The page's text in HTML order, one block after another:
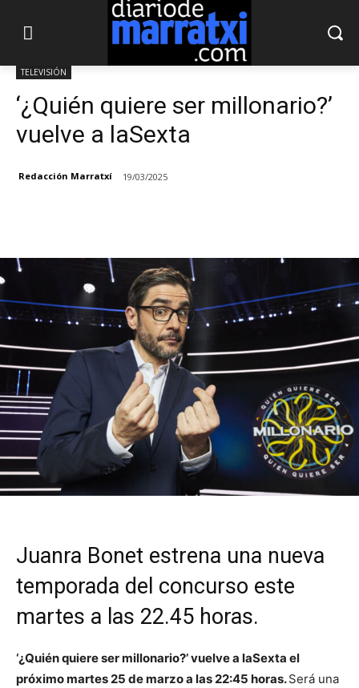
TELEVISIÓN
‘¿Quién quiere ser millonario?’
vuelve a laSexta
Redacción Marratxí 19/03/2025
Juanra Bonet estrena una nueva
temporada del concurso este
martes a las 22.45 horas.
‘¿Quién quiere ser millonario?’ vuelve a laSexta el
próximo martes 25 de marzo a las 22:45 horas.Será una